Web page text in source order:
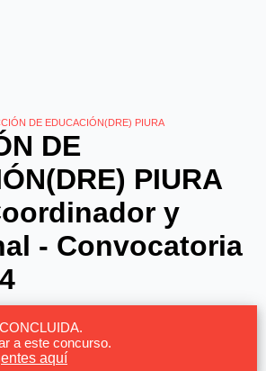
DE EDUCACIÓN(DRE) PIURA
DE
PIURA
y
- Convocatoria
a este concurso.
aquí